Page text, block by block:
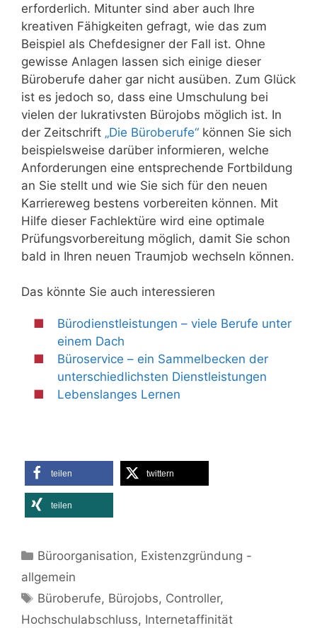
erforderlich. Mitunter sind aber auch Ihre
kreativen Fähigkeiten gefragt, wie das zum
Beispiel als Chefdesigner der Fall ist. Ohne
gewisse Anlagen lassen sich einige dieser
Büroberufe daher gar nicht ausüben. Zum Glück
ist es jedoch so, dass eine Umschulung bei
vielen der lukrativsten Bürojobs möglich ist. In
der Zeitschrift „Die Büroberufe“ können Sie sich
beispielsweise darüber informieren, welche
Anforderungen eine entsprechende Fortbildung
an Sie stellt und wie Sie sich für den neuen
Karriereweg bestens vorbereiten können. Mit
Hilfe dieser Fachlektüre wird eine optimale
Prüfungsvorbereitung möglich, damit Sie schon
bald in Ihren neuen Traumjob wechseln können.
Das könnte Sie auch interessieren
Bürodienstleistungen – viele Berufe unter
einem Dach
Büroservice – ein Sammelbecken der
unterschiedlichsten Dienstleistungen
Lebenslanges Lernen
teilen twittern
teilen
Kategorien
Büroorganisation, Existenzgründung -
allgemein
Schlagwörter
Büroberufe, Bürojobs, Controller,
Hochschulabschluss, Internetaffinität